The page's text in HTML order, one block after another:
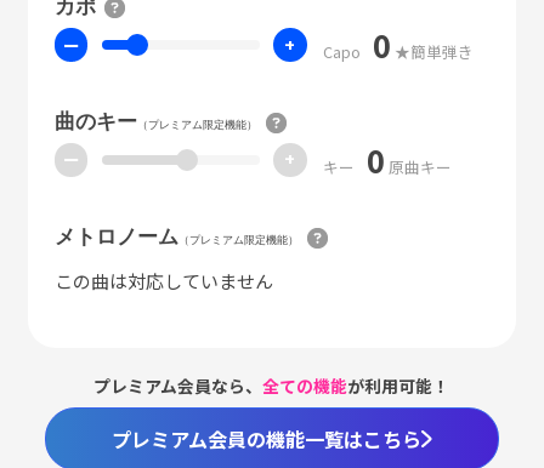
カポ
ー + Capo 0 ★簡単弾き
曲のキー（プレミアム限定機能）
ー + キー 0 原曲キー
メトロノーム （プレミアム限定機能）
この曲は対応していません
プレミアム会員なら、全ての機能が利用可能！
プレミアム会員の機能一覧はこちら